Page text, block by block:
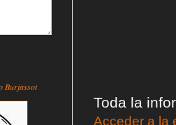
Toda la
Acceder a la
Burjassot